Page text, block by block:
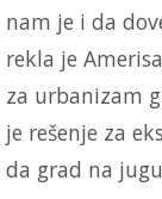
nam je i da
rekla je
za urbanizam
je rešenje za
da grad na